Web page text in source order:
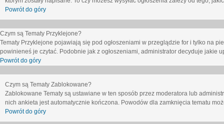
Powrót do góry
Czym są Tematy Przyklejone?
Tematy Przyklejone pojawiają się pod ogłoszeniami w przeglądzie for i tylko na
powinieneś je czytać. Podobnie jak z ogłoszeniami, administrator decyduje
Powrót do góry
Czym są Tematy Zablokowane?
Zablokowane Tematy są ustawiane w ten sposób przez moderatora lub
nich ankieta jest automatycznie kończona. Powodów dla zamknięcia tematu
Powrót do góry